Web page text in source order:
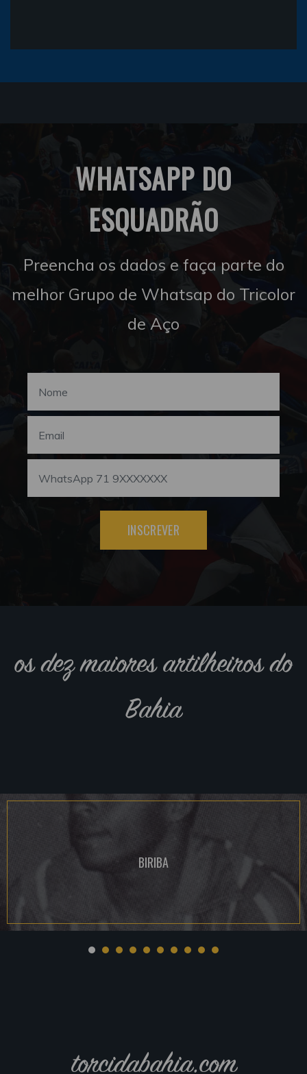
WHATSAPP DO
ESQUADRÃO
Preencha os dados e faça parte do
melhor Grupo de Whatsap do Tricolor
de Aço
INSCREVER
os dez maiores artilheiros do
Bahia
BIRIBA
torcidabahia.com